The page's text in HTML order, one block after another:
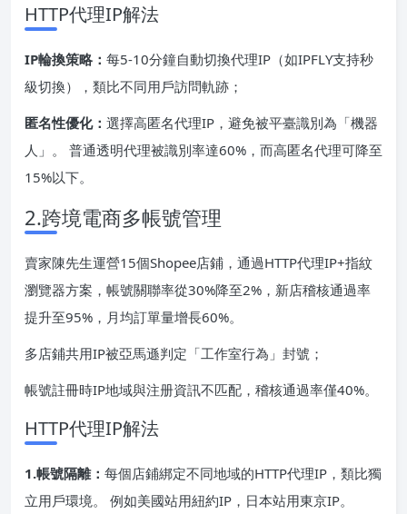
HTTP代理IP解法
IP輪換策略： 每5-10分鐘自動切換代理IP（如IPFLY支持秒
級切換），類比不同用戶訪問軌跡；
匿名性優化： 選擇高匿名代理IP，避免被平臺識別為「機器
人」。 普通透明代理被識別率達60%，而高匿名代理可降至
15%以下。
2.跨境電商多帳號管理
賣家陳先生運營15個Shopee店鋪，通過HTTP代理IP+指紋
瀏覽器方案，帳號關聯率從30%降至2%，新店稽核通過率
提升至95%，月均訂單量增長60%。
多店鋪共用IP被亞馬遜判定「工作室行為」封號；
帳號註冊時IP地域與注册資訊不匹配，稽核通過率僅40%。
HTTP代理IP解法
1.帳號隔離： 每個店鋪綁定不同地域的HTTP代理IP，類比獨
立用戶環境。 例如美國站用紐約IP，日本站用東京IP。